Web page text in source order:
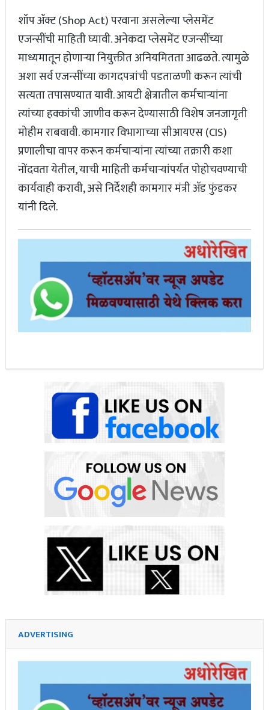
शॉप ॲक्ट (Shop Act) परवाना असलेल्या प्लेसमेंट
एजन्सींची माहिती घ्यावी. अनेकदा प्लेसमेंट एजन्सींच्या
माध्यमातून होणाऱ्या नियुक्तीत अनियमितता आढळते. त्यामुळे
अशा सर्व एजन्सींच्या कागदपत्रांची पडताळणी करून त्यांची
सत्यता तपासण्यात यावी. आयटी क्षेत्रातील कर्मचाऱ्यांना
त्यांच्या हक्कांची जाणीव करून देण्यासाठी विशेष जनजागृती
मोहीम राबवावी. कामगार विभागाच्या सीआयएस (CIS)
प्रणालीचा वापर करून कर्मचाऱ्यांना त्यांच्या तक्रारी कशा
नोंदवता येतील, याची माहिती कर्मचाऱ्यांपर्यंत पोहोचवण्याची
कार्यवाही करावी, असे निर्देशही कामगार मंत्री ॲड फुंडकर
यांनी दिले.
ADVERTISING